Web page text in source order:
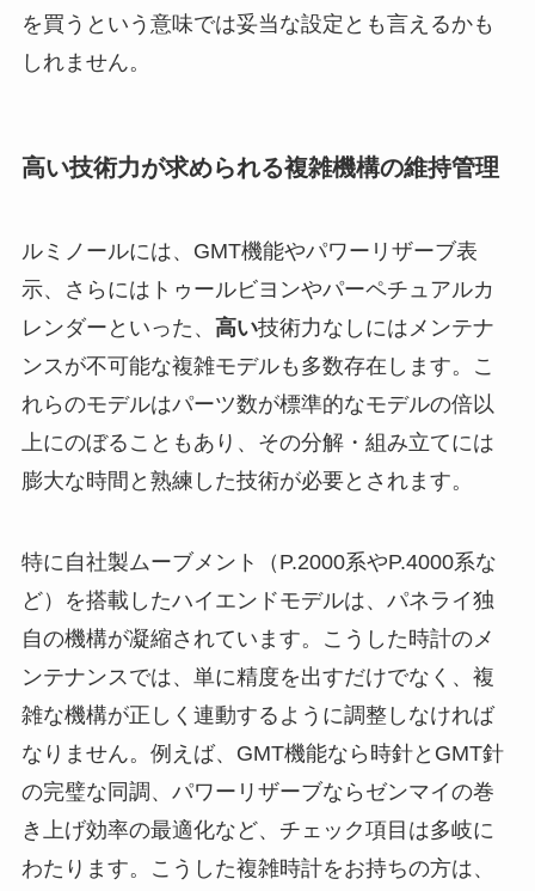
を買うという意味では妥当な設定とも言えるかも
しれません。
高い技術力が求められる複雑機構の維持管理
ルミノールには、GMT機能やパワーリザーブ表
示、さらにはトゥールビヨンやパーペチュアルカ
レンダーといった、 高い技術力なしにはメンテナ
ンスが不可能な複雑モデルも多数存在します。こ
れらのモデルはパーツ数が標準的なモデルの倍以
上にのぼることもあり、その分解・組み立てには
膨大な時間と熟練した技術が必要とされます。
特に自社製ムーブメント（P.2000系やP.4000系な
ど）を搭載したハイエンドモデルは、パネライ独
自の機構が凝縮されています。こうした時計のメ
ンテナンスでは、単に精度を出すだけでなく、複
雑な機構が正しく連動するように調整しなければ
なりません。例えば、GMT機能なら時針とGMT針
の完璧な同調、パワーリザーブならゼンマイの巻
き上げ効率の最適化など、チェック項目は多岐に
わたります。こうした複雑時計をお持ちの方は、